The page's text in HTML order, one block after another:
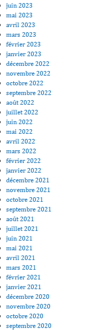
juin 2023
mai 2023
avril 2023
mars 2023
février 2023
janvier 2023
décembre 2022
novembre 2022
octobre 2022
septembre 2022
août 2022
juillet 2022
juin 2022
mai 2022
avril 2022
mars 2022
février 2022
janvier 2022
décembre 2021
novembre 2021
octobre 2021
septembre 2021
août 2021
juillet 2021
juin 2021
mai 2021
avril 2021
mars 2021
février 2021
janvier 2021
décembre 2020
novembre 2020
octobre 2020
septembre 2020